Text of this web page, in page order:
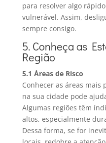
para resolver algo
vulnerável. Assim,
sempre consigo.
5. Conheça as
Região
5.1 Áreas de Risco
Conhecer as áreas mais
na sua cidade pode
Algumas regiões têm
altos, especialmente
Dessa forma, se for